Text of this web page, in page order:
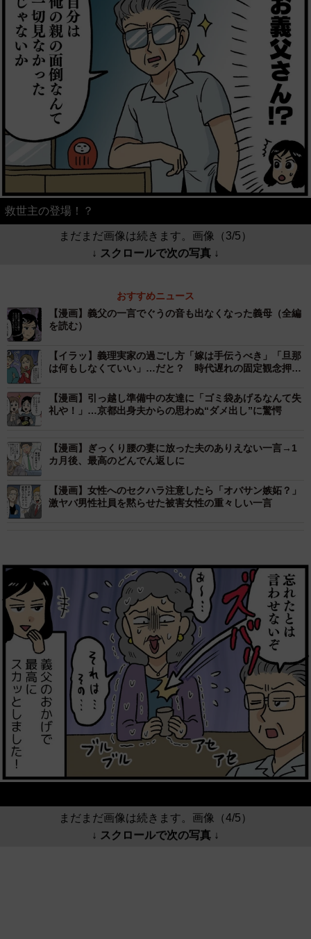
救世主の登場！？
まだまだ画像は続きます。画像（3/5）
↓ スクロールで次の写真 ↓
おすすめニュース
【漫画】義父の一言でぐうの音も出なくなった義母（全編
を読む）
【イラッ】義理実家の過ごし方「嫁は手伝うべき」「旦那
は何もしなくていい」…だと？ 時代遅れの固定観念押し
【漫画】引っ越し準備中の友達に「ゴミ袋あげるなんて失
礼や！」…京都出身夫からの思わぬ“ダメ出し”に驚愕
【漫画】ぎっくり腰の妻に放った夫のありえない一言→1
カ月後、最高のどんでん返しに
【漫画】女性へのセクハラ注意したら「オバサン嫉妬？」
激ヤバ男性社員を黙らせた被害女性の重々しい一言
まだまだ画像は続きます。画像（4/5）
↓ スクロールで次の写真 ↓